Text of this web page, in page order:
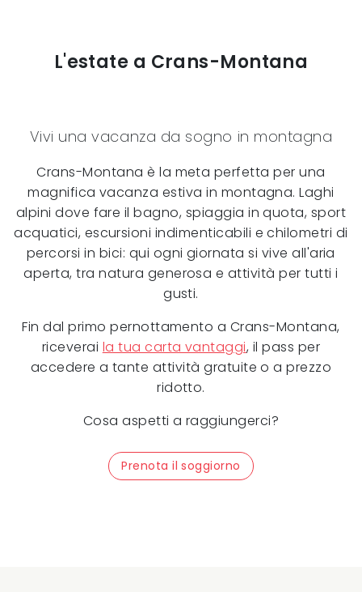
L'estate a Crans-Montana
Vivi una vacanza da sogno in montagna
Crans-Montana è la meta perfetta per una
magnifica vacanza estiva in montagna. Laghi
alpini dove fare il bagno, spiaggia in quota, sport
acquatici, escursioni indimenticabili e chilometri di
percorsi in bici: qui ogni giornata si vive all'aria
aperta, tra natura generosa e attività per tutti i
gusti.
Fin dal primo pernottamento a Crans-Montana,
riceverai la tua carta vantaggi, il pass per
accedere a tante attività gratuite o a prezzo
ridotto.
Cosa aspetti a raggiungerci?
Prenota il soggiorno